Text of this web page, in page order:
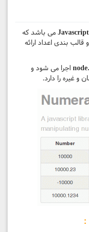
Javascript می باشد که
بندی اعداد ارائه
اجرا می شود و
و غیره را دارد.